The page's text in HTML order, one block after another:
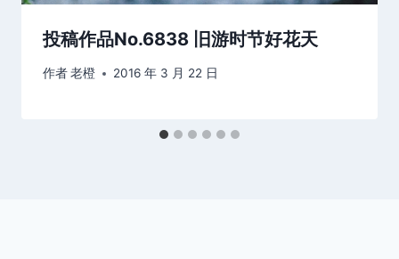
投稿作品No.6838 旧游时节好花天
作者老橙 2016 年 3 月 22 日